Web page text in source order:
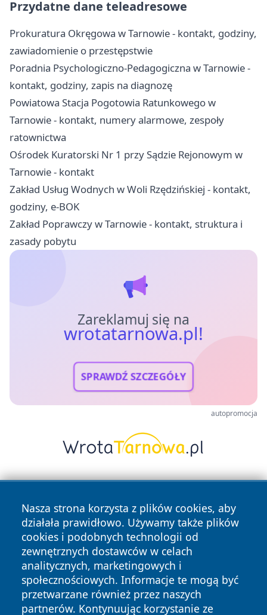
Przydatne dane teleadresowe
Prokuratura Okręgowa w Tarnowie - kontakt, godziny,
zawiadomienie o przestępstwie
Poradnia Psychologiczno-Pedagogiczna w Tarnowie -
kontakt, godziny, zapis na diagnozę
Powiatowa Stacja Pogotowia Ratunkowego w
Tarnowie - kontakt, numery alarmowe, zespoły
ratownictwa
Ośrodek Kuratorski Nr 1 przy Sądzie Rejonowym w
Tarnowie - kontakt
Zakład Usług Wodnych w Woli Rzędzińskiej - kontakt,
godziny, e-BOK
Zakład Poprawczy w Tarnowie - kontakt, struktura i
zasady pobytu
Zareklamuj się na
wrotatarnowa.pl!
SPRAWDŹ SZCZEGÓŁY
autopromocja
Nasza strona korzysta z plików cookies, aby
działała prawidłowo. Używamy także plików
cookies i podobnych technologii od
zewnętrznych dostawców w celach
analitycznych, marketingowych i
społecznościowych. Informacje te mogą być
przetwarzane również przez naszych
partnerów. Kontynuując korzystanie ze
Copyright © 2026 wrotatarnowa.pl Wszystkie prawa
zastrzeżone.
Polityka Polityka